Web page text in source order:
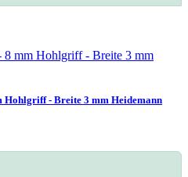
Hohlgriff - Breite 3 mm Heidemann